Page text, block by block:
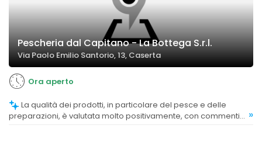
Pescheria dal Capitano - La Bottega S.r.l.
Via Paolo Emilio Santorio, 13, Caserta
Ora aperto
preparazioni, è valutata molto positivamente, con commenti
»